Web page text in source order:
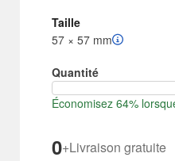
Taille
57 × 57 mm
Quantité
Économisez 64%
0+Livraison gratuite